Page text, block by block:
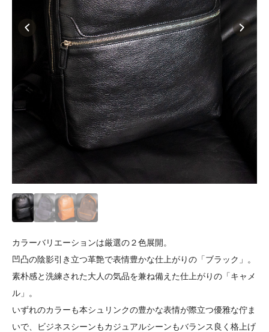
カラーバリエーションは厳選の２色展開。
凹凸の陰影引き立つ革艶で表情豊かな仕上がりの「ブラック」。
素朴感と洗練された大人の気品を兼ね備えた仕上がりの「キャメ
ル」。
いずれのカラーも本シュリンクの豊かな表情が際立つ優雅な佇ま
いで、ビジネスシーンもカジュアルシーンもバランス良く格上げ